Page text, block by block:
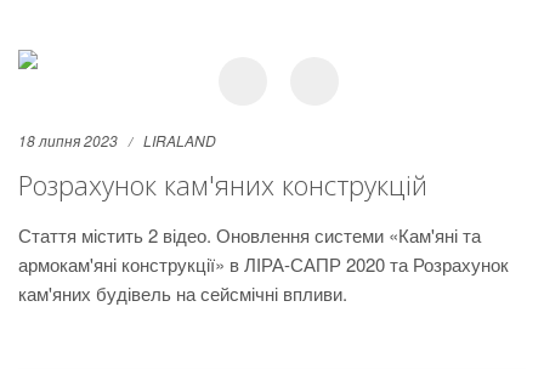
18 липня 2023 LIRALAND
Розрахунок кам'яних конструкцій
Стаття містить 2 відео. Оновлення системи «Кам'яні та
армокам'яні конструкції» в ЛІРА-САПР 2020 та Розрахунок
кам'яних будівель на сейсмічні впливи.